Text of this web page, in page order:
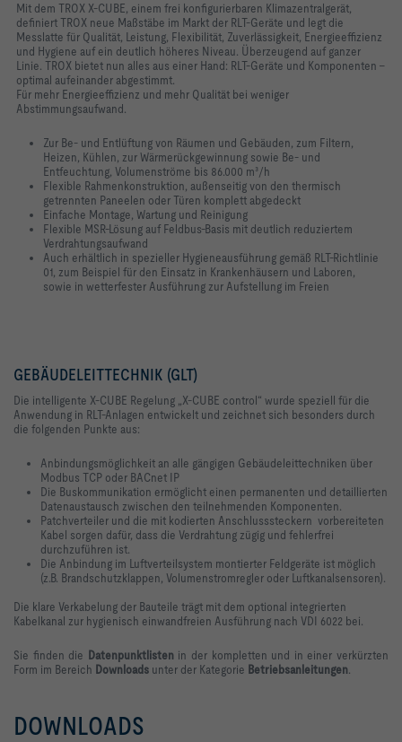
Mit dem TROX X-CUBE, einem frei konfigurierbaren Klimazentralgerät,
definiert TROX neue Maßstäbe im Markt der RLT-Geräte und legt die
Messlatte für Qualität, Leistung, Flexibilität, Zuverlässigkeit, Energieeffizienz
und Hygiene auf ein deutlich höheres Niveau. Überzeugend auf ganzer
Linie. TROX bietet nun alles aus einer Hand: RLT-Geräte und Komponenten –
optimal aufeinander abgestimmt.
Für mehr Energieeffizienz und mehr Qualität bei weniger
Abstimmungsaufwand.
Zur Be- und Entlüftung von Räumen und Gebäuden, zum Filtern,
Heizen, Kühlen, zur Wärmerückgewinnung sowie Be- und
Entfeuchtung, Volumenströme bis 86.000 m³/h
Flexible Rahmenkonstruktion, außenseitig von den thermisch
getrennten Paneelen oder Türen komplett abgedeckt
Einfache Montage, Wartung und Reinigung
Flexible MSR-Lösung auf Feldbus-Basis mit deutlich reduziertem
Verdrahtungsaufwand
Auch erhältlich in spezieller Hygieneausführung gemäß RLT-Richtlinie
01, zum Beispiel für den Einsatz in Krankenhäusern und Laboren,
sowie in wetterfester Ausführung zur Aufstellung im Freien
GEBÄUDELEITTECHNIK (GLT)
Die intelligente X-CUBE Regelung „X-CUBE control“ wurde speziell für die
Anwendung in RLT-Anlagen entwickelt und zeichnet sich besonders durch
die folgenden Punkte aus:
Anbindungsmöglichkeit an alle gängigen Gebäudeleittechniken über
Modbus TCP oder BACnet IP
Die Buskommunikation ermöglicht einen permanenten und detaillierten
Datenaustausch zwischen den teilnehmenden Komponenten.
Patchverteiler und die mit kodierten Anschlusssteckern vorbereiteten
Kabel sorgen dafür, dass die Verdrahtung zügig und fehlerfrei
durchzuführen ist.
Die Anbindung im Luftverteilsystem montierter Feldgeräte ist möglich
(z.B. Brandschutzklappen, Volumenstromregler oder Luftkanalsensoren).
Die klare Verkabelung der Bauteile trägt mit dem optional integrierten
Kabelkanal zur hygienisch einwandfreien Ausführung nach VDI 6022 bei.
Sie finden die Datenpunktlisten in der kompletten und in einer verkürzten
Form im Bereich Downloads unter der Kategorie Betriebsanleitungen.
DOWNLOADS